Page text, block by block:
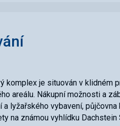
komplex je situován v klidném
areálu. Nákupní možnosti a
a lyžařského vybavení,
na známou vyhlídku